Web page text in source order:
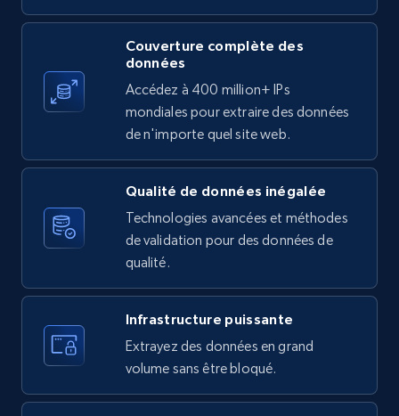
X (formerly Twitter) - Posts
ID, User posted, Name, Description, Date
posted, Photos, URL, Quoted post, and more.
1.2K+
X (formerly Twitter) - Posts - Collecting
Twitter posts URLs
posted, Photos, URL, Quoted post, and more.
10.3K+ 1.2K+ Essai gratuit
Couverture complète des
données
Accédez à 400 million+ IPs
mondiales pour extraire des données
de n'importe quel site web.
Qualité de données inégalée
Technologies avancées et méthodes
de validation pour des données de
qualité.
Infrastructure puissante
Extrayez des données en grand
volume sans être bloqué.